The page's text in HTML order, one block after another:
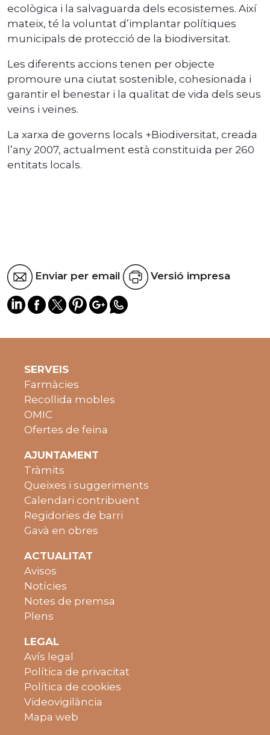
ecològica i la salvaguarda dels ecosistemes. Així
mateix, té la voluntat d’implantar polítiques
municipals de protecció de la biodiversitat.
Les diferents accions tenen per objecte
promoure una ciutat sostenible, cohesionada i
garantir el benestar i la qualitat de vida dels seus
veïns i veïnes.
La xarxa de governs locals +Biodiversitat, creada
l’any 2007, actualment està constituïda per 260
entitats locals.
Enviar per email Versió impresa
SERVEIS
Farmàcies
Recollida mobles
OMIC
Ofertes de feina
AJUNTAMENT
Tràmits
Queixes i suggeriments
Calendari contribuent
Regidories de barri
Gavà en obres
ACTUALITAT
Avisos
Notícies
Notes de premsa
Plens
LEGAL
Avís legal
Política de privacitat
Política de cookies
Videovigilància
Mapa web